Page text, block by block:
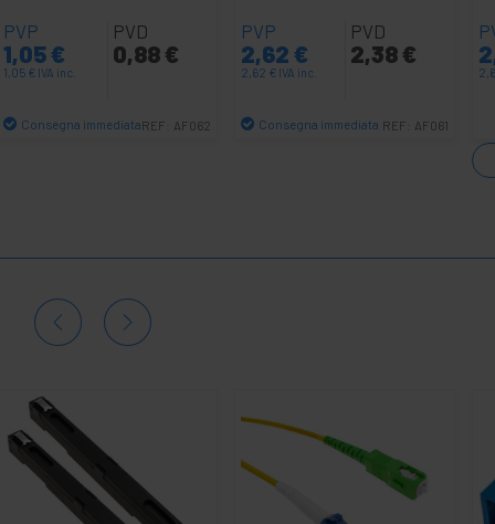
PVP
1,05€
1,05 € IVA inc.
PVD
0,88 €
Consegna immediataREF: AF062
PVP
2,62 €
2,62 € IVA inc.
PVD
2,38 €
Consegna immediata REF: AF061